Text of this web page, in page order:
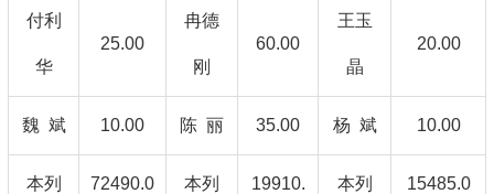
付利
华
25.00
冉德
刚
60.00
王玉
晶
20.00
魏 斌 10.00 陈 丽 35.00 杨 斌 10.00
本列 72490.0 本列 19910. 本列 15485.0